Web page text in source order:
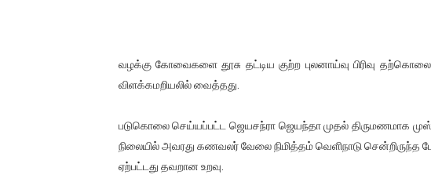
வழக்கு கோவைகளை தூசு தட்டிய குற்ற புலனாய்வு பிரிவு
விளக்கமறியலில் வைத்தது.
படுகொலை செய்யப்பட்ட ஜெயசந்ரா ஜெயந்தா முதல் திருமணமாக
நிலையில் அவரது கணவலர் வேலை நிமித்தம் வெளிநாடு சென்றிருந்த
ஏற்பட்டது தவறான உறவு.